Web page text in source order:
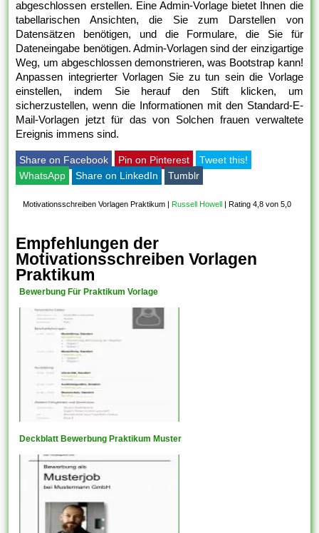
abgeschlossen erstellen. Eine Admin-Vorlage bietet Ihnen die
tabellarischen Ansichten, die Sie zum Darstellen von
Datensätzen benötigen, und die Formulare, die Sie für
Dateneingabe benötigen. Admin-Vorlagen sind der einzigartige
Weg, um abgeschlossen demonstrieren, was Bootstrap kann!
Anpassen integrierter Vorlagen Sie zu tun sein die Vorlage
einstellen, indem Sie herauf den Stift klicken, um
sicherzustellen, wenn die Informationen mit den Standard-E-
Mail-Vorlagen jetzt für das von Solchen frauen verwaltete
Ereignis immens sind.
Share on Facebook Pin on Pinterest
Tweet this!
WhatsApp
Share on LinkedIn Tumblr
Motivationsschreiben Vorlagen Praktikum Russell Howell Rating 4,8 von 5,0
Empfehlungen der
Motivationsschreiben Vorlagen
Praktikum
Bewerbung Für Praktikum Vorlage
Deckblatt Bewerbung Praktikum Muster